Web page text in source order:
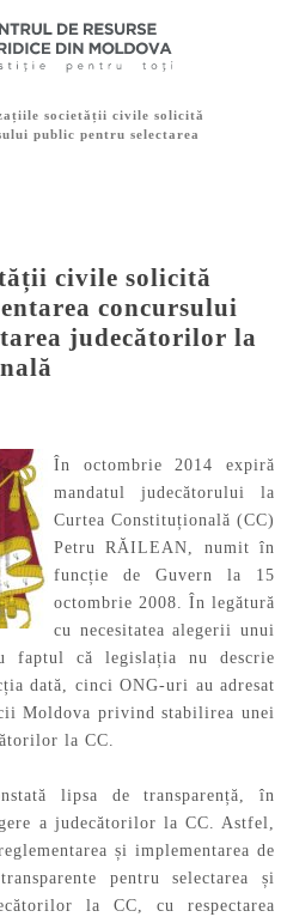
societății civile solicită
public pentru selectarea
civile solicită
concursului
judecătorilor la
În octombrie 2014 expiră
mandatul judecătorului la
Curtea Constituțională (CC)
Petru RĂILEAN, numit în
funcție de Guvern la 15
octombrie 2008. În legătură
cu necesitatea alegerii unui
faptul că legislația nu descrie
dată, cinci ONG-uri au adresat
Moldova privind stabilirea unei
la CC.
lipsa de transparență, în
a judecătorilor la CC. Astfel,
și implementarea de
pentru selectarea și
la CC, cu respectarea